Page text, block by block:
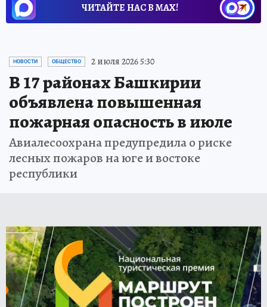
ЧИТАЙТЕ НАС В МАХ!
НОВОСТИ ОБЩЕСТВО 2 июля 2026 5:30
В 17 районах Башкирии
объявлена повышенная
пожарная опасность в июле
Авиалесоохрана предупредила о риске
лесных пожаров на юге и востоке
республики